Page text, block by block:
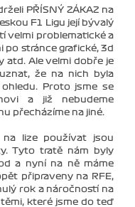
PŘÍSNÝ ZÁKAZ na
F1 Ligu její bývalý
velmi problematické a
stránce grafické, 3d
atd. Ale velmi dobře je
že na nich byla
Proto jsme se
a již nebudeme
přecházíme na jiné.
lize používat jsou
Tyto tratě nám byly
a nyní na ně máme
připraveny na RFE,
rok a náročností na
které jsme do teď